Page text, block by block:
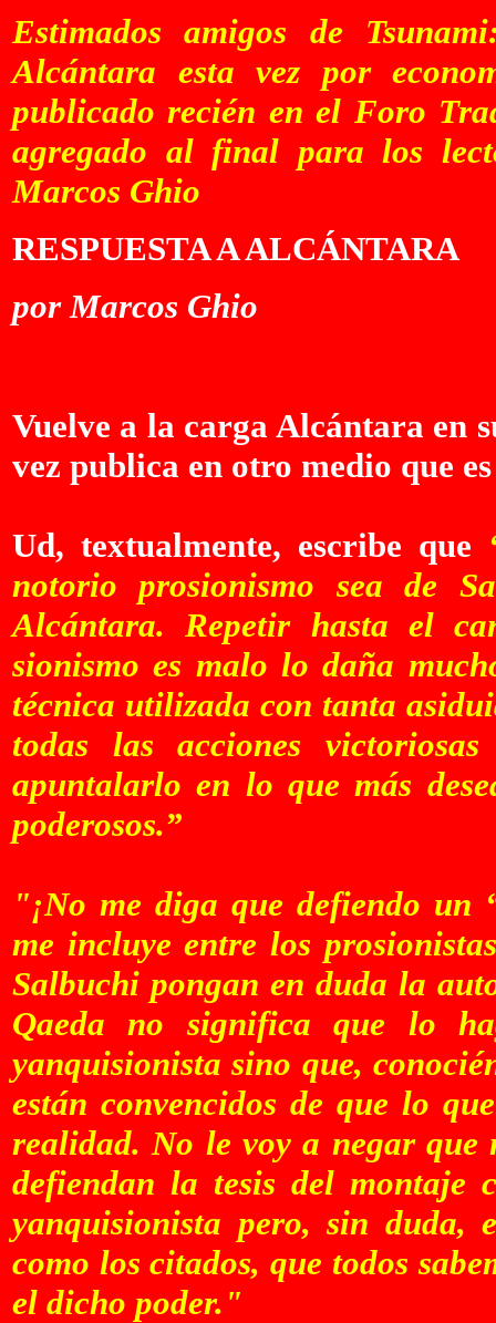
Estimados amigos de
Alcántara esta vez por
publicado recién en el Foro
agregado al final para los
Marcos Ghio
RESPUESTA A ALCÁNTARA
por Marcos Ghio
Vuelve a la carga Alcántara en
vez publica en otro medio que
Ud, textualmente, escribe que
notorio prosionismo sea de
Alcántara. Repetir hasta el
sionismo es malo lo daña
técnica utilizada con tanta
todas las acciones
apuntalarlo en lo que más
poderosos.”
"¡No me diga que defiendo un
me incluye entre los
Salbuchi pongan en duda la
Qaeda no significa que lo
yanquisionista sino que,
están convencidos de que lo
realidad. No le voy a negar que
defiendan la tesis del montaje
yanquisionista pero, sin duda,
como los citados, que todos
el dicho poder."